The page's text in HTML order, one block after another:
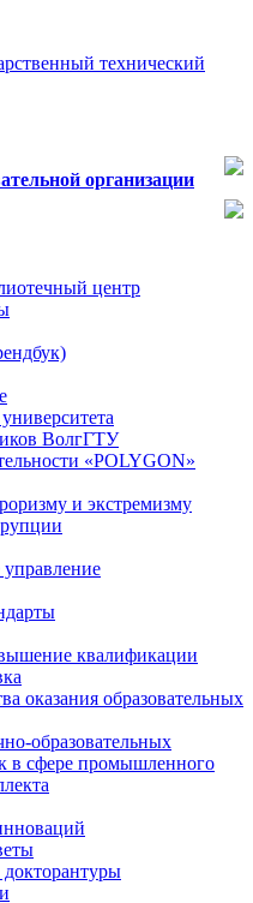
технический
организации
центр
ВолгГТУ
«POLYGON»
и экстремизму
квалификации
оказания образовательных
образовательных
в сфере промышленного